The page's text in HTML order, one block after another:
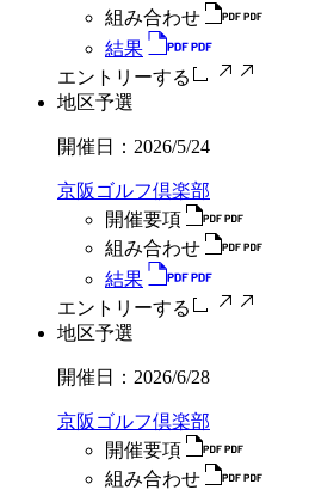
組み合わせ
結果
エントリーする
地区予選
開催日： 2026/5/24
京阪ゴルフ倶楽部
開催要項
組み合わせ
結果
エントリーする
地区予選
開催日： 2026/6/28
京阪ゴルフ倶楽部
開催要項
組み合わせ